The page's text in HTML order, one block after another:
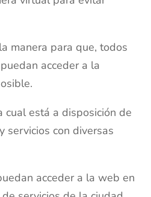
manera para que, todos
acceder a la
está a disposición de
servicios con diversas
acceder a la web en